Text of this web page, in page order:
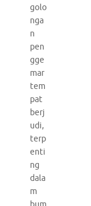
golo
nga
n
pen
gge
mar
tem
pat
berj
udi,
terp
enti
ng
dala
m